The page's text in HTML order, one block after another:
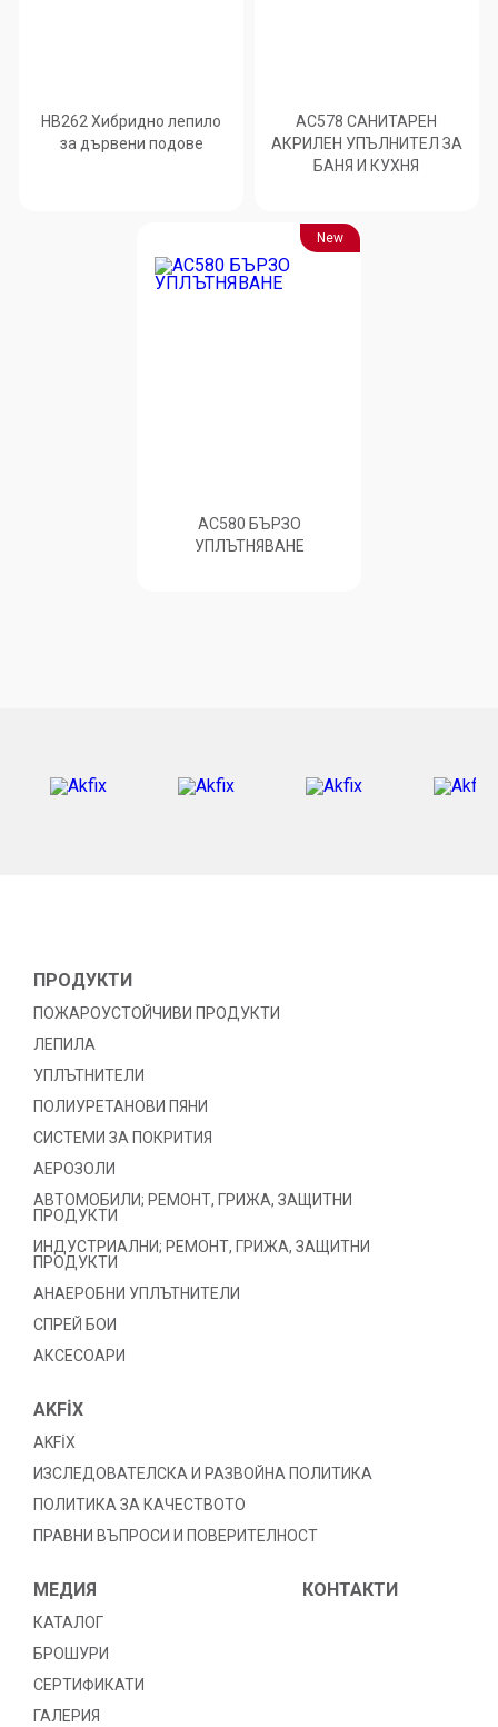
HB262 Хибридно лепило
за дървени подове
AC578 САНИТАРЕН
АКРИЛЕН УПЪЛНИТЕЛ ЗА
БАНЯ И КУХНЯ
New
AC580 БЪРЗО
УПЛЪТНЯВАНЕ
ПРОДУКТИ
ПОЖАРОУСТОЙЧИВИ ПРОДУКТИ
ЛЕПИЛА
УПЛЪТНИТЕЛИ
ПОЛИУРЕТАНОВИ ПЯНИ
СИСТЕМИ ЗА ПОКРИТИЯ
АЕРОЗОЛИ
АВТОМОБИЛИ; РЕМОНТ, ГРИЖА, ЗАЩИТНИ
ПРОДУКТИ
ИНДУСТРИАЛНИ; РЕМОНТ, ГРИЖА, ЗАЩИТНИ
ПРОДУКТИ
АНАЕРОБНИ УПЛЪТНИТЕЛИ
СПРЕЙ БОИ
АКСЕСОАРИ
AKFİX
AKFİX
ИЗСЛЕДОВАТЕЛСКА И РАЗВОЙНА ПОЛИТИКА
ПОЛИТИКА ЗА КАЧЕСТВОТО
ПРАВНИ ВЪПРОСИ И ПОВЕРИТЕЛНОСТ
МЕДИЯ
КАТАЛОГ
БРОШУРИ
СЕРТИФИКАТИ
ГАЛЕРИЯ
КОНТАКТИ